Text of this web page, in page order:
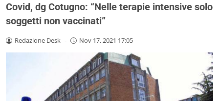
Covid, dg Cotugno: “Nelle terapie intensive solo
soggetti non vaccinati”
Redazione Desk - Nov 17, 2021 17:05